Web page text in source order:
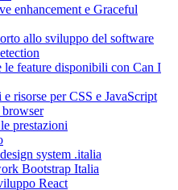
enhancement e Graceful
allo sviluppo del software
le feature disponibili con Can I
risorse per CSS e JavaScript
prestazioni
system .italia
Bootstrap Italia
React